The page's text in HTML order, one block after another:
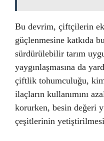
Bu devrim, çiftçilerin
güçlenmesine katkıda
sürdürülebilir tarım
yaygınlaşmasına da
çiftlik tohumculuğu,
ilaçların kullanımını
korurken, besin değeri
çeşitlerinin